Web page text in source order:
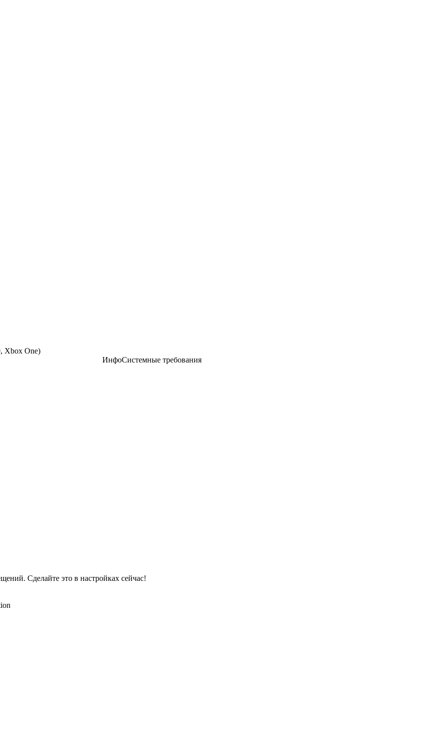
Xbox One)
ИнфоСистемные требования
Сделайте это в настройках сейчас!